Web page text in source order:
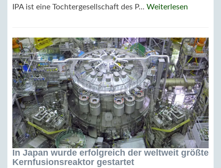
IPA ist eine Tochtergesellschaft des P... Weiterlesen
In Japan wurde erfolgreich der weltweit größte
Kernfusionsreaktor gestartet